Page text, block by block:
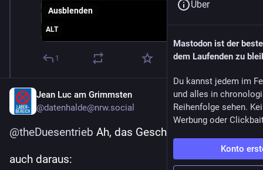
ALT
Ausblenden
1
Jean Luc am Grimmsten
@datenhalde@nrw.social
@theDuesentrieb Ah, das Geschenk Caesars
auch daraus:
Über
Mastodon ist der
dem Laufenden zu
Du kannst jedem im
und alles in
Reihenfolge sehen.
Werbung oder
Konto